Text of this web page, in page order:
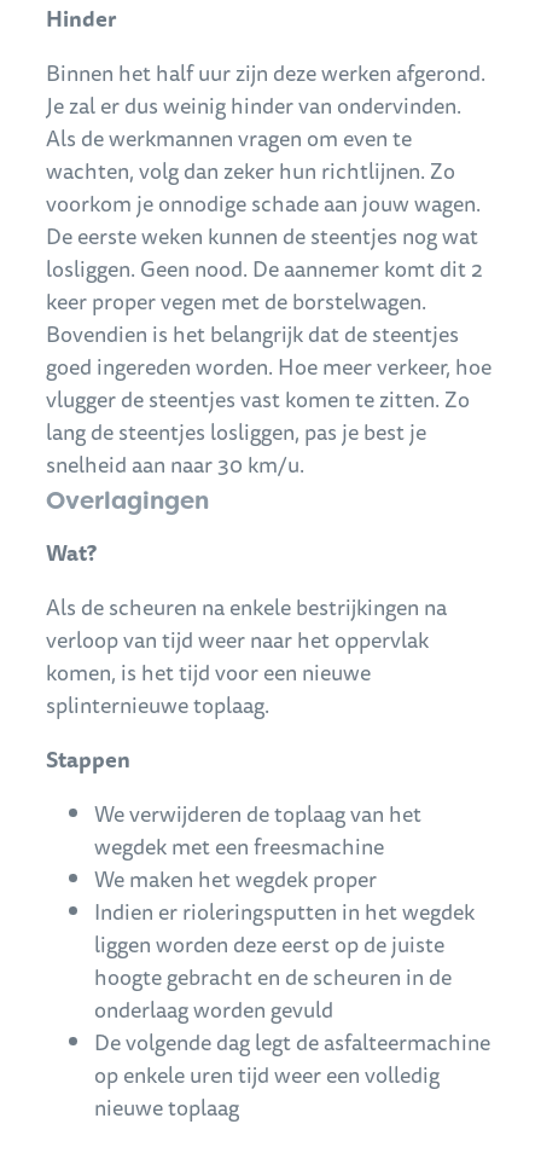
Hinder
Binnen het half uur zijn deze werken afgerond.
Je zal er dus weinig hinder van ondervinden.
Als de werkmannen vragen om even te
wachten, volg dan zeker hun richtlijnen. Zo
voorkom je onnodige schade aan jouw wagen.
De eerste weken kunnen de steentjes nog wat
losliggen. Geen nood. De aannemer komt dit 2
keer proper vegen met de borstelwagen.
Bovendien is het belangrijk dat de steentjes
goed ingereden worden. Hoe meer verkeer, hoe
vlugger de steentjes vast komen te zitten. Zo
lang de steentjes losliggen, pas je best je
snelheid aan naar 30 km/u.
Overlagingen
Wat?
Als de scheuren na enkele bestrijkingen na
verloop van tijd weer naar het oppervlak
komen, is het tijd voor een nieuwe
splinternieuwe toplaag.
Stappen
We verwijderen de toplaag van het
wegdek met een freesmachine
We maken het wegdek proper
Indien er rioleringsputten in het wegdek
liggen worden deze eerst op de juiste
hoogte gebracht en de scheuren in de
onderlaag worden gevuld
De volgende dag legt de asfalteermachine
op enkele uren tijd weer een volledig
nieuwe toplaag